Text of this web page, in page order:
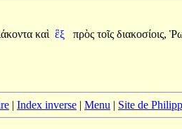
καὶ ἓξ πρὸς τοῖς διακοσίοις,
| Index inverse | Menu | Site de